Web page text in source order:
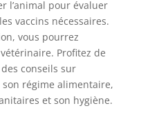
l’animal pour évaluer
vaccins nécessaires.
vous pourrez
Profitez de
conseils sur
son régime alimentaire,
et son hygiène.